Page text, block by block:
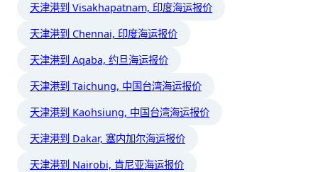
天津港到 Visakhapatnam, 印度海运报价
天津港到 Chennai, 印度海运报价
天津港到 Aqaba, 约旦海运报价
天津港到 Taichung, 中国台湾海运报价
天津港到 Kaohsiung, 中国台湾海运报价
天津港到 Dakar, 塞内加尔海运报价
天津港到 Nairobi, 肯尼亚海运报价